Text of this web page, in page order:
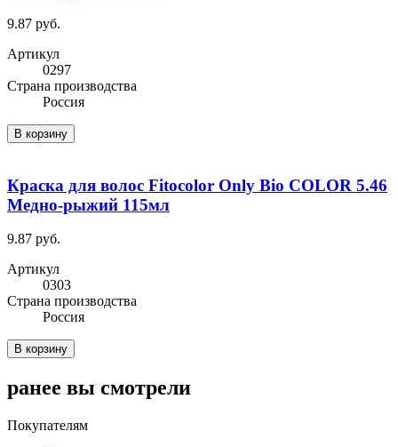
9.87 руб.
Артикул
0297
Cтрана производства
Россия
В корзину
Краска для волос Fitocolor Only Bio COLOR 5.46
Медно-рыжий 115мл
9.87 руб.
Артикул
0303
Cтрана производства
Россия
В корзину
ранее вы смотрели
Покупателям